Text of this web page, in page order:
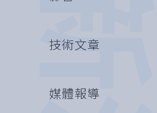
技術文章
媒體報導